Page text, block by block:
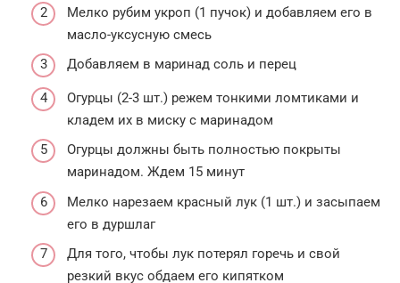
Мелко рубим укроп (1 пучок) и добавляем его в
масло-уксусную смесь
Добавляем в маринад соль и перец
Огурцы (2-3 шт.) режем тонкими ломтиками и
кладем их в миску с маринадом
Огурцы должны быть полностью покрыты
маринадом. Ждем 15 минут
Мелко нарезаем красный лук (1 шт.) и засыпаем
его в дуршлаг
Для того, чтобы лук потерял горечь и свой
резкий вкус обдаем его кипятком